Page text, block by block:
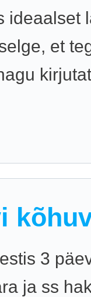
ideaalset
et
3
ja ss